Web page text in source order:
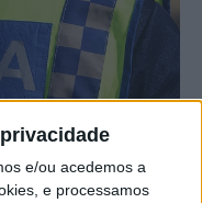
e/ou acedemos a
e processamos